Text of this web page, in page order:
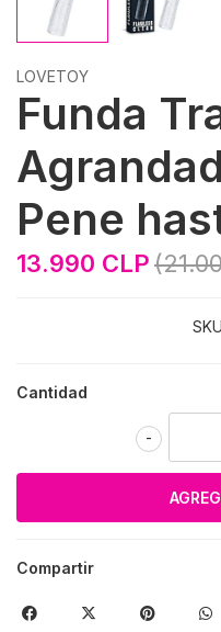
LOVETOY
Funda
Pene
13.990 CLP
Cantidad
-
Compartir